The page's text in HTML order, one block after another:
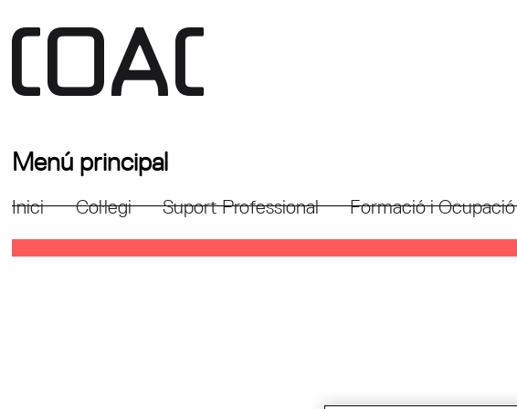
Menú principal
Inici Col·legi Suport Professional Formació i Ocupació